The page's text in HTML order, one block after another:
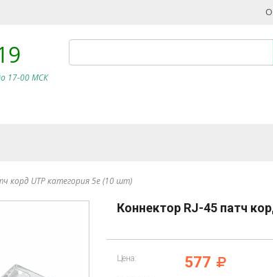
О
17-00 МСК
корд UTP категория 5e (10 шт)
Коннектор RJ-45 патч
Цена: 577